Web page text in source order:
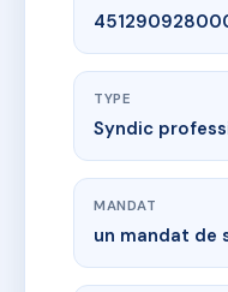
TYPE
Syndic
MANDAT
un mandat de